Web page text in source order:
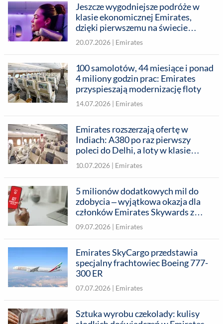
Jeszcze wygodniejsze podróże w
klasie ekonomicznej Emirates,
dzięki pierwszemu na świecie
zagłówkowi U-Dream
20.07.2026 | Emirates
100 samolotów, 44 miesiące i ponad
4 miliony godzin prac: Emirates
przyspieszają modernizację floty
14.07.2026 | Emirates
Emirates rozszerzają ofertę w
Indiach: A380 po raz pierwszy
poleci do Delhi, a loty w klasie
ekonomicznej premium będą
dostępne dla pasażerów
wyruszających z 6 miast
10.07.2026 | Emirates
5 milionów dodatkowych mil do
zdobycia – wyjątkowa okazja dla
członków Emirates Skywards z
okazji Dubai Summer Surprises
09.07.2026 | Emirates
Emirates SkyCargo przedstawia
specjalny frachtowiec Boeing 777-
300 ER
07.07.2026 | Emirates
Sztuka wyrobu czekolady: kulisy